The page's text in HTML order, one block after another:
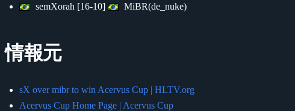
semXorah [16-10] MiBR(de_nuke)
情報元
sX over mibr to win Acervus Cup | HLTV.org
Acervus Cup Home Page | Acervus Cup